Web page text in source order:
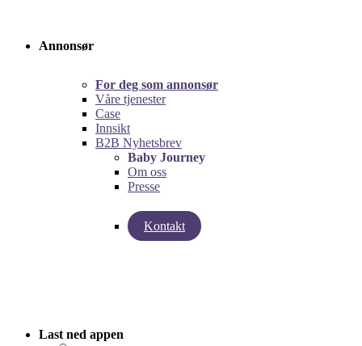
Annonsør
For deg som annonsør
Våre tjenester
Case
Innsikt
B2B Nyhetsbrev
Baby Journey
Om oss
Presse
Kontakt
left
Last ned appen